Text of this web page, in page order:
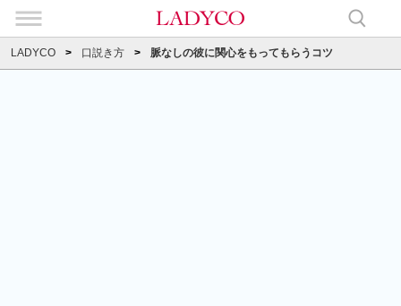
LADYCO 口説き方 脈なしの彼に関心をもってもらうコツ